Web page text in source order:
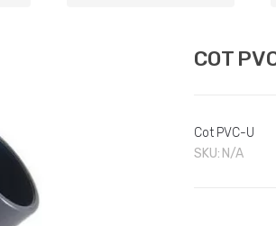
COT
Cot PVC-U
SKU: N/A